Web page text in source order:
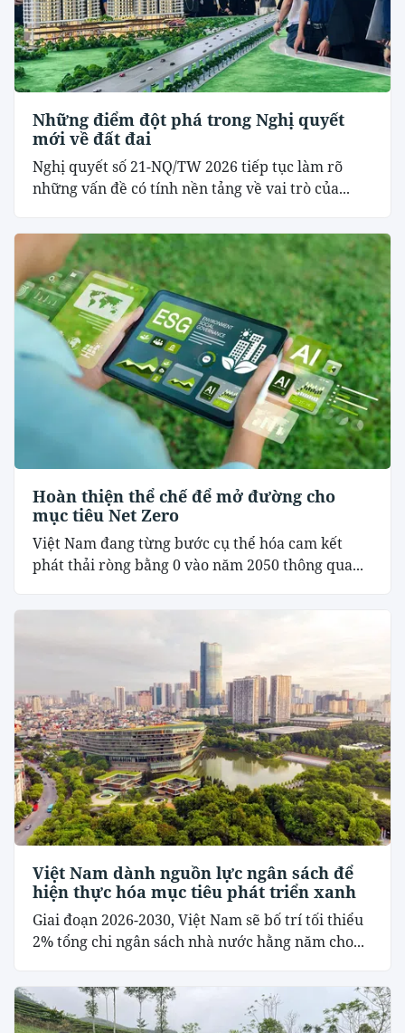
Những điểm đột phá trong Nghị quyết
mới về đất đai
Nghị quyết số 21-NQ/TW 2026 tiếp tục làm rõ
những vấn đề có tính nền tảng về vai trò của...
Hoàn thiện thể chế để mở đường cho
mục tiêu Net Zero
Việt Nam đang từng bước cụ thể hóa cam kết
phát thải ròng bằng 0 vào năm 2050 thông qua...
Việt Nam dành nguồn lực ngân sách để
hiện thực hóa mục tiêu phát triển xanh
Giai đoạn 2026-2030, Việt Nam sẽ bố trí tối thiểu
2% tổng chi ngân sách nhà nước hằng năm cho...